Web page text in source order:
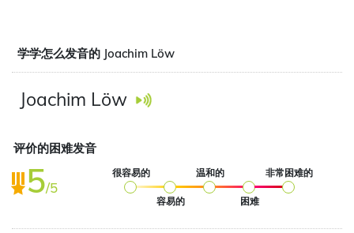
学学怎么发音的 Joachim Löw
Joachim Löw
评价的困难发音
5/5
很容易的
容易的
温和的
困难
非常困难的